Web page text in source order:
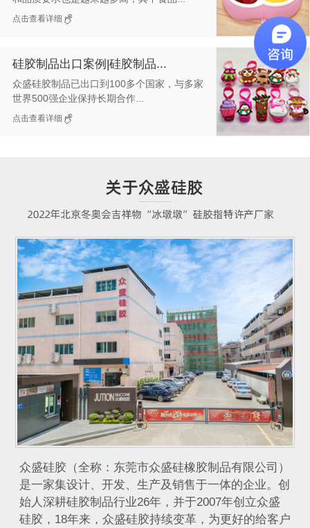
点击查看详细
硅胶制品出口案例|硅胶制品...
众盛硅胶制品已出口到100多个国家，与多家
世界500强企业保持长期合作...
点击查看详细
众盛硅胶（全称：东莞市众盛硅橡胶制品有限公司）
是一家集设计、开发、生产及销售于一体的企业。创
始人深耕硅胶制品行业26年，并于2007年创立众盛
硅胶，18年来，众盛硅胶持续变革，为更好的给客户